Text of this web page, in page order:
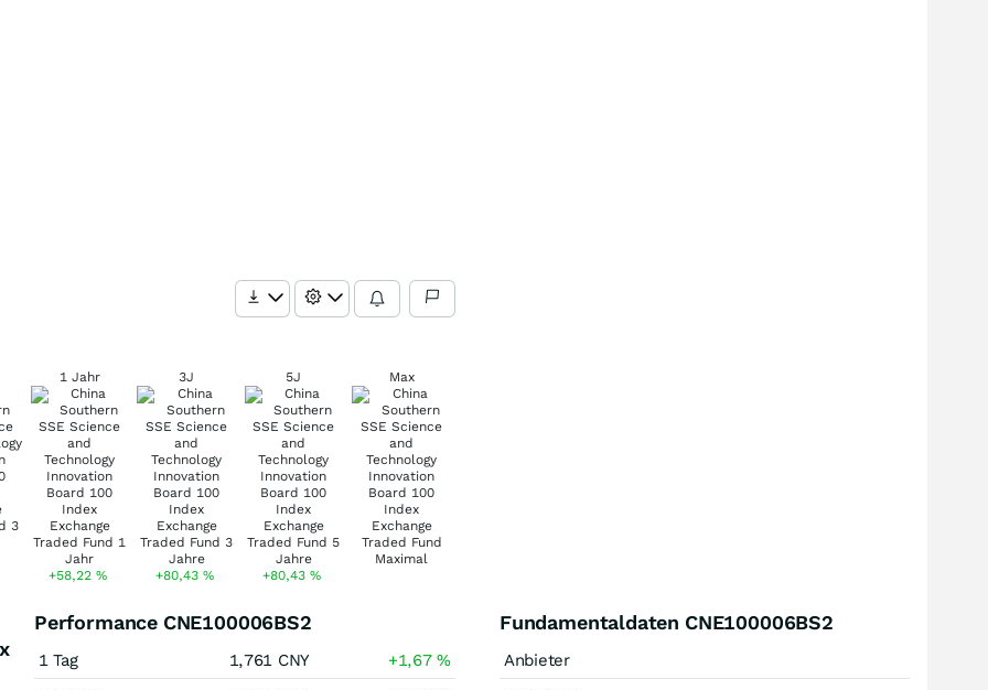
1 Jahr
+58,22 %
3J
+80,43 %
5J
+80,43 %
Max
Performance CNE100006BS2
1 Tag 1,761 CNY +1,67%
Fundamentaldaten CNE100006BS2
Anbieter